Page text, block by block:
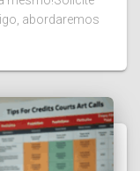
abordaremos